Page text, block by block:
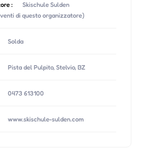
:
Skischule Sulden
di questo organizzatore)
Solda
Pista del Pulpito, Stelvio, BZ
0473 613100
www.skischule-sulden.com